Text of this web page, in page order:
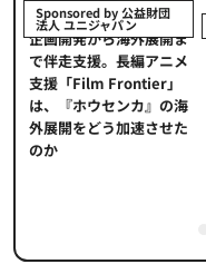
Sponsored by 公益財団
法人 ユニジャパン
企画開発から海外展開ま
で伴走支援。長編アニメ
支援「Film Frontier」
は、『ホウセンカ』の海
外展開をどう加速させた
のか